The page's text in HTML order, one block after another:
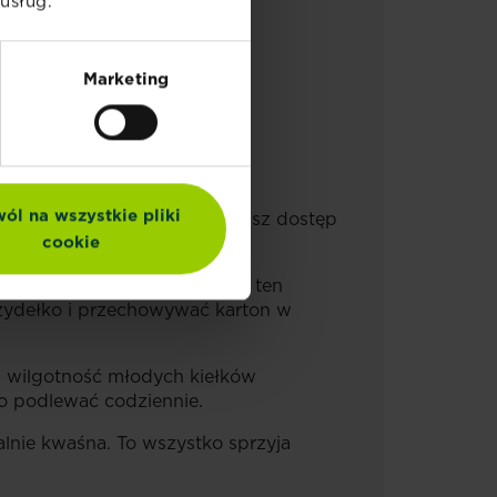
Marketing
na wszystkie pliki
cookie
. W ten sposób zapewnisz dostęp
ok. 1 cm. Powstała w ten
i przechowywać karton w
młodych kiełków
podlewać codziennie.
kwaśna. To wszystko sprzyja